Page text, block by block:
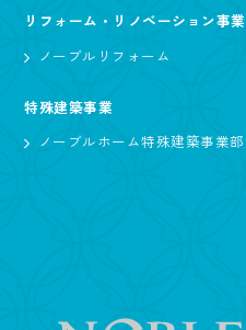
リフォーム・リノベーション事業
ノーブルリフォーム
特殊建築事業
ノーブルホーム特殊建築事業部